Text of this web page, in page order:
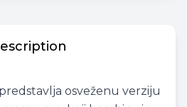
osveženu verziju